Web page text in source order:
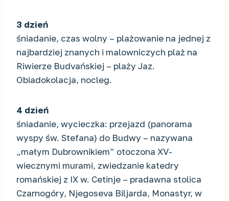
3 dzień
śniadanie, czas wolny – plażowanie na jednej z
najbardziej znanych i malowniczych plaż na
Riwierze Budvańskiej – plaży Jaz.
Obiadokolacja, nocleg.
4 dzień
śniadanie, wycieczka: przejazd (panorama
wyspy św. Stefana) do Budwy – nazywana
„małym Dubrownikiem” otoczona XV-
wiecznymi murami, zwiedzanie katedry
romańskiej z IX w. Cetinje – pradawna stolica
Czarnogóry, Njegoseva Biljarda, Monastyr, w